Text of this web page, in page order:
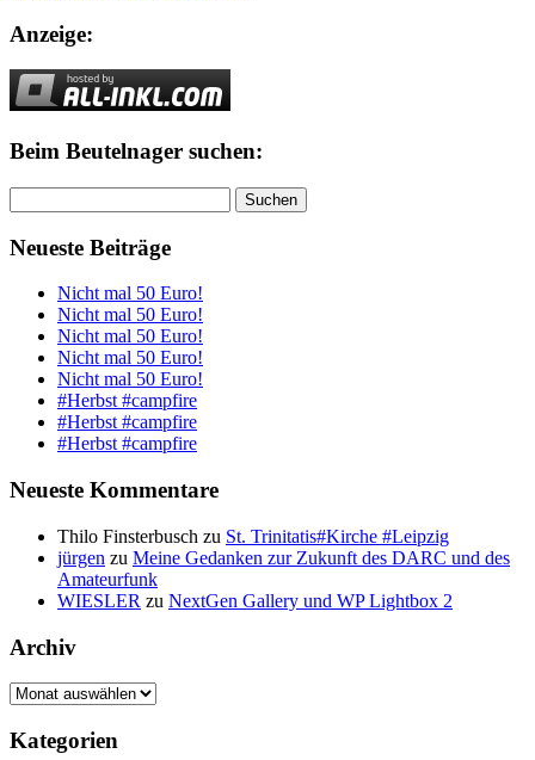
Anzeige:
Beim Beutelnager suchen:
nach:
Neueste Beiträge
Nicht mal 50 Euro!
Nicht mal 50 Euro!
Nicht mal 50 Euro!
Nicht mal 50 Euro!
Nicht mal 50 Euro!
#Herbst #campfire
#Herbst #campfire
#Herbst #campfire
Neueste Kommentare
Thilo Finsterbusch zu St. Trinitatis#Kirche #Leipzig
jürgen zu Meine Gedanken zur Zukunft des DARC und des
Amateurfunk
WIESLER zu NextGen Gallery und WP Lightbox 2
Archiv
Archiv
Kategorien